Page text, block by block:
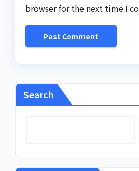
browser for the next time I
Search